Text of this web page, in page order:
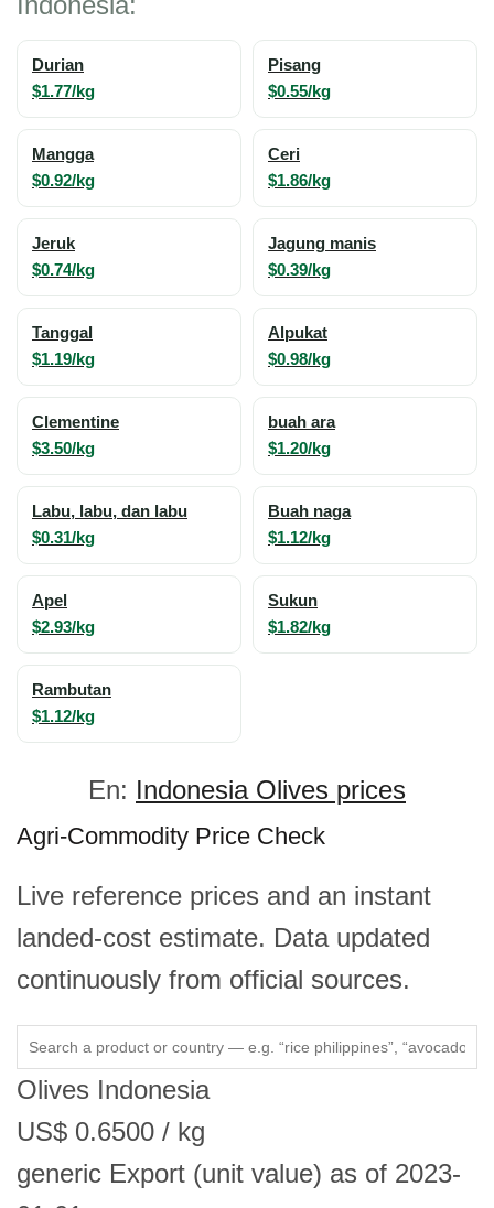
Durian
$1.77/kg
Pisang
$0.55/kg
Mangga
$0.92/kg
Ceri
$1.86/kg
Jeruk
$0.74/kg
Jagung manis
$0.39/kg
Tanggal
$1.19/kg
Alpukat
$0.98/kg
Clementine
$3.50/kg
buah ara
$1.20/kg
Labu, labu, dan labu
$0.31/kg
Buah naga
$1.12/kg
Apel
$2.93/kg
Sukun
$1.82/kg
Rambutan
$1.12/kg
En: Indonesia Olives prices
Agri-Commodity Price Check
Live reference prices and an instant
landed-cost estimate. Data updated
continuously from official sources.
Olives Indonesia
US$ 0.6500 / kg
generic Export (unit value) as of 2023-